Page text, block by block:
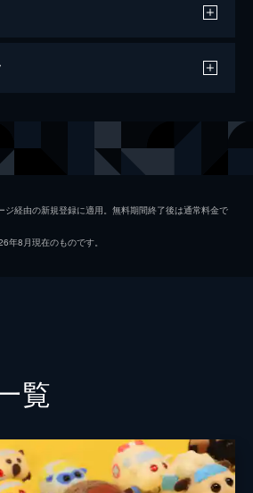
のようで、モルカー
な教習所にわくわ
ると、映像に異変が
小鷲翔太
経由の新規登録に適用。無料期間終了後は通常料金で
8月現在のものです。
覧